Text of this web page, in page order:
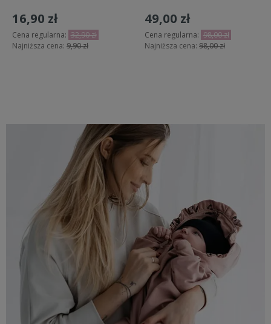
16,90 zł
Cena regularna: 32,90 zł
Najniższa cena: 9,90 zł
49,00 zł
Cena regularna: 98,00 zł
Najniższa cena: 98,00 zł